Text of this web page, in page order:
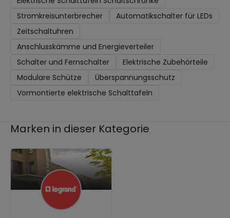
Stromkreisunterbrecher
Automatikschalter für LEDs
Zeitschaltuhren
Anschlusskämme und Energieverteiler
Schalter und Fernschalter
Elektrische Zubehörteile
Modulare Schütze
Überspannungsschutz
Vormontierte elektrische Schalttafeln
Marken in dieser Kategorie